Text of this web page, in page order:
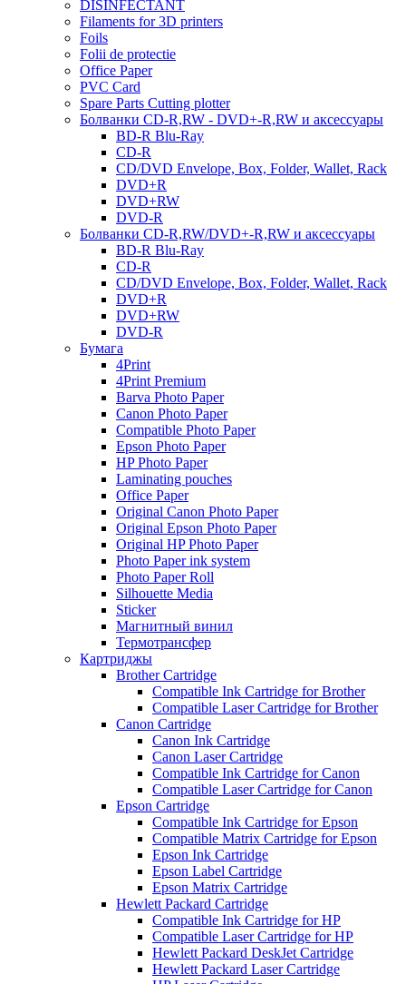
DISINFECTANT
Filaments for 3D printers
Foils
Folii de protectie
Office Paper
PVC Card
Spare Parts Cutting plotter
Болванки CD-R,RW - DVD+-R,RW и аксессуары
BD-R Blu-Ray
CD-R
CD/DVD Envelope, Box, Folder, Wallet, Rack
DVD+R
DVD+RW
DVD-R
Болванки CD-R,RW/DVD+-R,RW и аксессуары
BD-R Blu-Ray
CD-R
CD/DVD Envelope, Box, Folder, Wallet, Rack
DVD+R
DVD+RW
DVD-R
Бумага
4Print
4Print Premium
Barva Photo Paper
Canon Photo Paper
Compatible Photo Paper
Epson Photo Paper
HP Photo Paper
Laminating pouches
Office Paper
Original Canon Photo Paper
Original Epson Photo Paper
Original HP Photo Paper
Photo Paper ink system
Photo Paper Roll
Silhouette Media
Sticker
Магнитный винил
Термотрансфер
Картриджы
Brother Cartridge
Compatible Ink Cartridge for Brother
Compatible Laser Cartridge for Brother
Canon Cartridge
Canon Ink Cartridge
Canon Laser Cartridge
Compatible Ink Cartridge for Canon
Compatible Laser Cartridge for Canon
Epson Cartridge
Compatible Ink Cartridge for Epson
Compatible Matrix Cartridge for Epson
Epson Ink Cartridge
Epson Label Cartridge
Epson Matrix Cartridge
Hewlett Packard Cartridge
Compatible Ink Cartridge for HP
Compatible Laser Cartridge for HP
Hewlett Packard DeskJet Cartridge
Hewlett Packard Laser Cartridge